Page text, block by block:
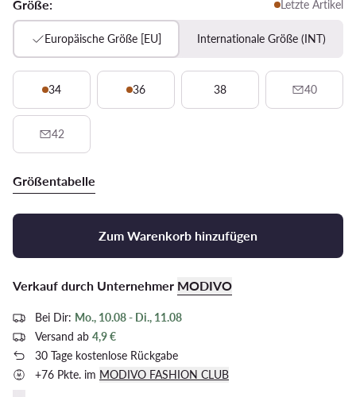
Größe: Letzte Artikel
Europäische Größe [EU] Internationale Größe (INT)
34 36 38 40
42
Größentabelle
Zum Warenkorb hinzufügen
Verkauf durch Unternehmer MODIVO
Bei Dir: Mo., 10.08 - Di., 11.08
Versand ab 4,9 €
30 Tage kostenlose Rückgabe
+76 Pkte. im MODIVO FASHION CLUB